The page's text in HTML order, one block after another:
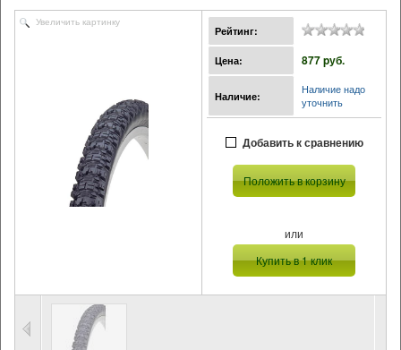
Увеличить картинку
Рейтинг:
Цена: 877 pуб.
Наличие:
Наличие надо
уточнить
Добавить к сравнению
Положить в корзину
или
Купить в 1 клик